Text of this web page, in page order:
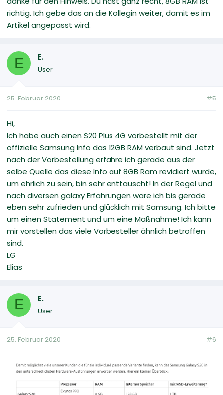
richtig. Ich gebe das an die Kollegin weiter, damit es im
Artikel angepasst wird.
E E.
User
25. Februar 2020 #5
Hi,
Ich habe auch einen S20 Plus 4G vorbestellt mit der
offizielle Samsung Info das 12GB RAM verbaut sind. Jetzt
nach der Vorbestellung erfahre ich gerade aus der
selbe Quelle das diese Info auf 8GB Ram revidiert wurde,
um ehrlich zu sein, bin sehr enttäuscht! In der Regel und
nach diversen galaxy Erfahrungen ware ich bis gerade
eben sehr zufrieden und glücklich mit Samsung. Ich bitte
um einen Statement und um eine Maßnahme! Ich kann
mir vorstellen das viele Vorbesteller ähnlich betroffen
sind.
LG
Elias
E E.
User
25. Februar 2020 #6